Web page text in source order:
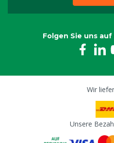
Folgen Sie uns
Wir
Unsere